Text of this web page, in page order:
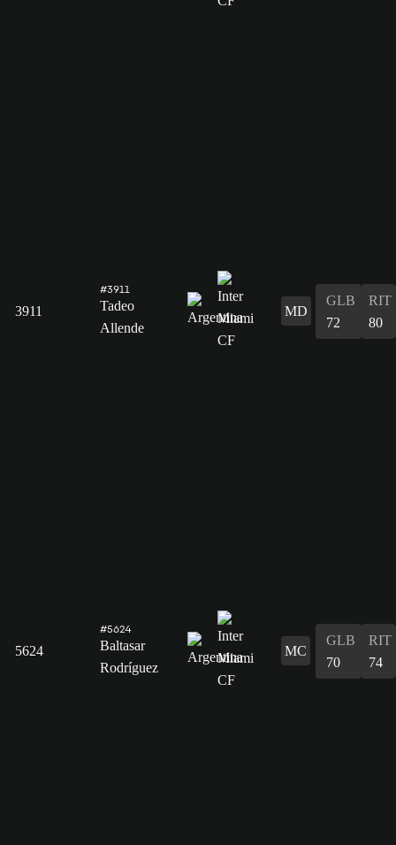
3911
#3911
Tadeo
Allende
MD
GLB
72
RIT
80
5624
#5624
Baltasar
Rodríguez
MC
GLB
70
RIT
74